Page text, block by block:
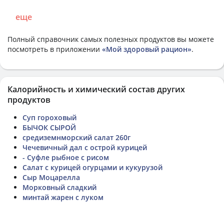
еще
Полный справочник самых полезных продуктов вы можете
посмотреть в приложении «Мой здоровый рацион».
Калорийность и химический состав других
продуктов
Суп гороховый
БЫЧОК СЫРОЙ
средиземнморский салат 260г
Чечевичный дал с острой курицей
- Суфле рыбное с рисом
Салат с курицей огурцами и кукурузой
Сыр Моцарелла
Морковный сладкий
минтай жарен с луком